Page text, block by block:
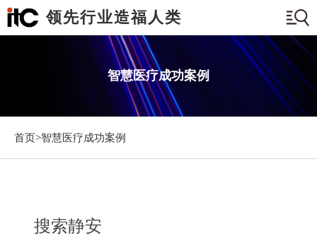
领先行业造福人类
智慧医疗成功案例
首页>智慧医疗成功案例
搜索静安